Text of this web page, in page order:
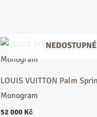
NEDOSTUPNÉ
LOUIS VUITTON Palm
Monogram
52 000 Kč